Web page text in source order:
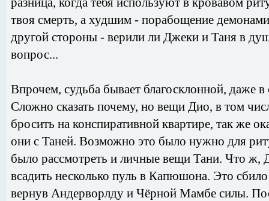
твоя смерть, а худшим - порабощение
другой стороны - верили ли Джеки и Таня в
вопрос...
Впрочем, судьба бывает благосклонной, даже
Сложно сказать почему, но вещи Дио, в том
бросить на конспиративной квартире, так же
они с Таней. Возможно это было нужно для
было рассмотреть и личные вещи Тани. Что ж,
всадить несколько пуль в Капюшона. Это
вернув Андерворлду и Чёрной Мамбе силы.